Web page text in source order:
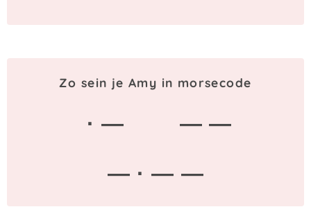
Zo sein je Amy in morsecode
· —
— —
— · — —